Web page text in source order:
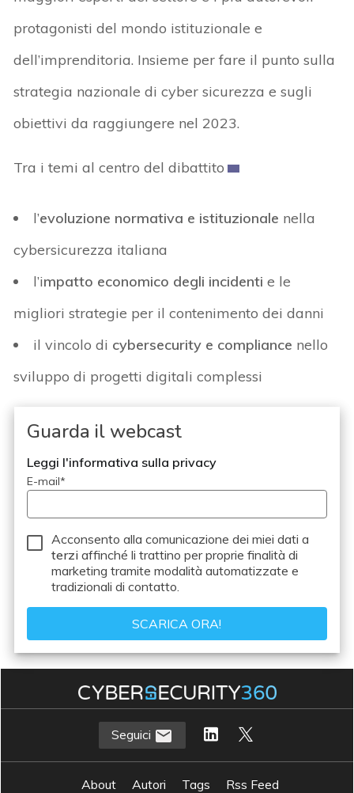
protagonisti del mondo istituzionale e
dell’imprenditoria. Insieme per fare il punto sulla
strategia nazionale di cyber sicurezza e sugli
obiettivi da raggiungere nel 2023.
Tra i temi al centro del dibattito
l’evoluzione normativa e istituzionale nella
cybersicurezza italiana
l’impatto economico degli incidenti e le
migliori strategie per il contenimento dei danni
il vincolo di cybersecurity e compliance nello
sviluppo di progetti digitali complessi
Guarda il webcast
Leggi l'informativa sulla privacy
E-mail*
Acconsento alla comunicazione dei miei dati a
terzi affinché li trattino per proprie finalità di
marketing tramite modalità automatizzate e
tradizionali di contatto.
Seguici
About Autori Tags
Rss Feed